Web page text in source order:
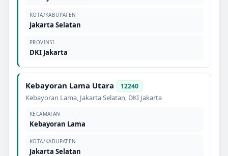
KOTA/KABUPATEN
Jakarta Selatan
PROVINSI
DKI Jakarta
Kebayoran Lama Utara 12240
Kebayoran Lama, Jakarta Selatan, DKI Jakarta
KECAMATAN
Kebayoran Lama
KOTA/KABUPATEN
Jakarta Selatan